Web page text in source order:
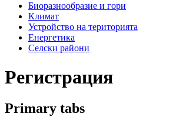
Биоразнообразие и гори
Климат
Устройство на територията
Енергетика
Селски райони
Регистрация
Primary tabs